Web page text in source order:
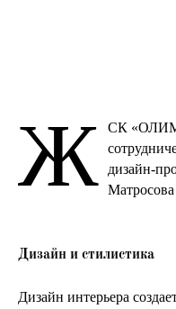
Ж СК
дизайн-
Матросова
Дизайн и стилистика
Дизайн интерьера